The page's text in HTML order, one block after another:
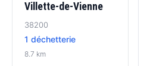
Villette-de-Vienne
38200
1 déchetterie
8.7 km